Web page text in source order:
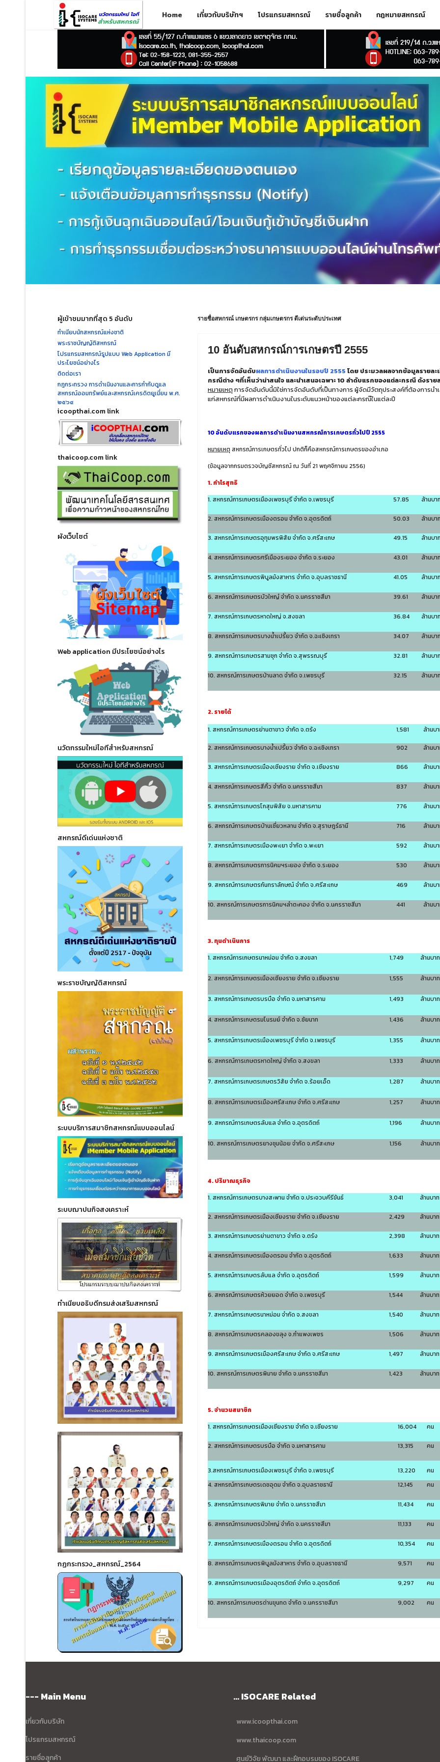
Home เกี่ยวกับบริษัทฯ โปรแกรมสหกรณ์ รายชื่อลูกค้า กฎหมายสหกรณ์
ผู้เข้าชมมากที่สุด 5 อันดับ
ทำเนียบนักสหกรณ์แห่งชาติ
พระราชบัญญัติสหกรณ์
โปรแกรมสหกรณ์รูปแบบ Web Application มี
ประโยชน์อย่างไร
ติดต่อเรา
กฎกระทรวง การดำเนินงานและการกำกับดูแล
สหกรณ์ออมทรัพย์และสหกรณ์เครดิตยูเนี่ยน พ.ศ.
๒๕๖๔
icoopthai.com link
thaicoop.com link
ผังเว็บไซต์
Web application มีประโยชน์อย่างไร
นวัตกรรมใหม่ไอทีสำหรับสหกรณ์
สหกรณ์ดีเด่นแห่งชาติ
พระราชบัญญัติสหกรณ์
ระบบบริการสมาชิกสหกรณ์แบบออนไลน์
ระบบฌาปนกิจสงเคราะห์
ทำเนียบอธิบดีกรมส่งเสริมสหกรณ์
กฏกระทรวง_สหกรณ์_2564
รายชื่อสหกรณ์ เกษตรกร กลุ่มเกษตรกร ดีเด่นระดับประเทศ
10 อันดับสหกรณ์การเกษตรปี 2555
เป็นการจัดอันดับผลการดำเนินงานในรอบปี 2555 โดย ประมวลผลจากข้อมูลราย
กรณีต่าง ๆที่เห็นว่าน่าสนใจ และนำเสนอเฉพาะ 10 ลำดับแรกของแต่ละกรณี ดังราย
หมายเหตุการจัดอันดับนี้มิใช่การจัดอันดับที่เป็นทางการ ผู้จัดมีวัตถุประสงค์ที่ต้องการนำ
แก่สหกรณ์ที่มีผลการดำเนินงานในระดับแนวหน้าของแต่ละกรณ๊ในแต่ละปี
10 อันดับแรกของผลการดำเนินงานสหกรณ์การเกษตรทั่วไปปี 2555
หมายเหตุ สหกรณ์การเกษตรทั่วไป ปกติก็คือสหกรณ์การเกษตรของอำเภอ
(ข้อมูลจากกรมตรวจบัญชีสหกรณ์ ณ วันที่ 21 พฤศจิกายน 2556)
1. กำไรสุทธิ
1. สหกรณ์การเกษตรเมืองเพชรบุรี จำกัด จ.เพชรบุรี
57.85 ล้านบาท
2. สหกรณ์การเกษตรเมืองตรอน จำกัด จ.อุตรดิตถ์ 50.03 ล้านบาท
3. สหกรณ์การเกษตรอุทุมพรพิสัย จำกัด จ.ศรีสะเกษ 49.15 ล้านบาท
4. สหกรณ์การเกษตรศรีเมืองระยอง จำกัด จ.ระยอง 43.01 ล้านบาท
5. สหกรณ์การเกษตรพิบูลมังสาหาร จำกัด จ.อุบลราชธานี 41.05 ล้านบาท
6. สหกรณ์การเกษตรบัวใหญ๋ จำกัด จ.นครราชสีมา 39.61 ล้านบาท
7. สหกรณ์การเกษตรหาดใหญ่ จ.สงขลา 36.84 ล้านบาท
8. สหกรณ์การเกษตรบางน้ำเปรี้ยว จำกัด จ.ฉะเชิงเทรา 34.07 ล้านบาท
9. สหกรณ์การเกษตรสามชุก จำกัด จ.สุพรรณบุรี 32.81 ล้านบาท
10. สหกรณ์การเกษตรบ้านลาด จำกัด จ.เพชรบุรี 32.15 ล้านบาท
2. รายได้
1. สหกรณ์การเกษตรย่านตาขาว จำกัด จ.ตรัง
1,581 ล้านบ
2. สหกรณ์การเกษตรบางน้ำเปรี้ยว จำกัด จ.ฉะเชิงเทรา 902 ล้านบ
3. สหกรณ์การเกษตรเมืองเชียงราย จำกัด จ.เชียงราย 866 ล้านบ
4. สหกรณ์การเกษตรสีคิ้ว จำกัด จ.นครราชสีมา 837 ล้านบ
5. สหกรณ์การเกษตรโกสุมพิสัย จ.มหาสารคาม 776 ล้านบ
6. สหกรณ์การเกษตรบ้านเชี่ยวหลาน จำกัด จ.สุราษฎร์ธานี 716 ล้านบ
7. สหกรณ์การเกษตรเมืองพะเยา จำกัด จ.พะเยา 592 ล้านบ
8. สหกรณ์การเกษตรการนิคมฯระยอง จำกัด จ.ระยอง 530 ล้านบ
9. สหกรณ์การเกษตรกันทราลักษณ์ จำกัด จ.ศรีสะเกษ 469 ล้านบ
10. สหกรณ์การเกษตรการนิคมฯลำตะคอง จำกัด จ.นครราชสีมา 441 ล้านบ
3. ทุนดำเนินการ
1. สหกรณ์การเกษตรนาหม่อม จำกัด จ.สงขลา
1,749 ล้านบาท
2. สหกรณ์การเกษตรเมืองเชียงราย จำกัด จ.เชียงราย 1,555 ล้านบาท
3. สหกรณ์การเกษตรบรบือ จำกัด จ.มหาสารคาม 1,493 ล้านบาท
4. สหกรณ์การเกษตรมโนรมย์ จำกัด จ.ชัยนาท 1,436 ล้านบาท
5. สหกรณ์การเกษตรเมืองเพชรบุรี จำกัด จ.เพชรบุรี 1,355 ล้านบาท
6. สหกรณ์การเกษตรหาดใหญ่ จำกัด จ.สงขลา 1,333 ล้านบาท
7. สหกรณ์การเกษตรเกษตรวิสัย จำกัด จ.ร้อยเอ็ด 1,287 ล้านบาท
8. สหกรณ์การเกษตรเมืองศรีสะเกษ จำกัด จ.ศรีสะเกษ 1,257 ล้านบาท
9. สหกรณ์การเกษตรลับแล จำกัด จ.อุตรดิตถ์ 1,196 ล้านบาท
10. สหกรณ์การเกษตรยางชุมน้อย จำกัด จ.ศรีสะเกษ 1,156 ล้านบาท
4. ปริมาณธุรกิจ
1. สหกรณ์การเกษตรบางสะพาน จำกัด จ.ประจวบคีรีขันธ์
3,041 ล้านบาท
2. สหกรณ์การเกษตรเมืองเชียงราย จำกัด จ.เชียงราย 2,429 ล้านบาท
3. สหกรณ์การเกษตรย่านตาขาว จำกัด จ.ตรัง 2,398 ล้านบาท
4. สหกรณ์การเกษตรเมืองตรอน จำกัด จ.อุตรดิตถ์ 1,633 ล้านบาท
5. สหกรณ์การเกษตรลับแล จำกัด จ.อุตรดิตถ์ 1,599 ล้านบาท
6. สหกรณ์การเกษตรห้วยยอด จำกัด จ.เพชรบุรี 1,544 ล้านบาท
7. สหกรณ์การเกษตรนาหม่อม จำกัด จ.สงขลา 1,540 ล้านบาท
8. สหกรณ์การเกษตรคลองขลุง จ.กำแพงเพชร 1,506 ล้านบาท
9. สหกรณ์การเกษตรเมืองศรีสะเกษ จำกัด จ.ศรีสะเกษ 1,497 ล้านบาท
10. สหกรณ์การเกษตรพิมาย จำกัด จ.นครราชสีมา 1,423 ล้านบาท
5. จำนวนสมาชิก
1. สหกรณ์การเกษตรเมืองเชียงราย จำกัด จ.เชียงราย
16,004 คน
2. สหกรณ์การเกษตรบรบือ จำกัด จ.มหาสารคาม 13,315 คน
3.สหกรณ์การเกษตรเมืองเพชรบุรี จำกัด จ.เพชรบุรี 13,220
คน
4. สหกรณ์การเกษตรเดชอุดม จำกัด จ.อุบลราชธานี
12,145 คน
5. สหกรณ์การเกษตรพิมาย จำกัด จ.นครราชสีมา 11,434 คน
6. สหกรณ์การเกษตรบัวใหญ่ จำกัด จ.นครราชสีมา 11,133 คน
7. สหกรณ์การเกษตรเมืองตรอน จำกัด จ.อุตรดิตถ์ 10,354 คน
8. สหกรณ์การเกษตรพิบูลมังสาหาร จำกัด จ.อุบลราชธานี 9,571 คน
9. สหกรณ์การเกษตรเมืองอุตรดิตถ์ จำกัด จ.อุตรดิตถ์ 9,297 คน
10. สหกรณ์การเกษตรด่านขุนทด จำกัด จ.นครราชสีมา 9,002 คน
--- Main Menu
เกี่ยวกับบริษัท
โปรแกรมสหกรณ์
รายชื่อลูกค้า
... ISOCARE Related
www.icoopthai.com
www.thaicoop.com
ศูนย์วิจัย พัฒนา และฝึกอบรมของ ISOCARE